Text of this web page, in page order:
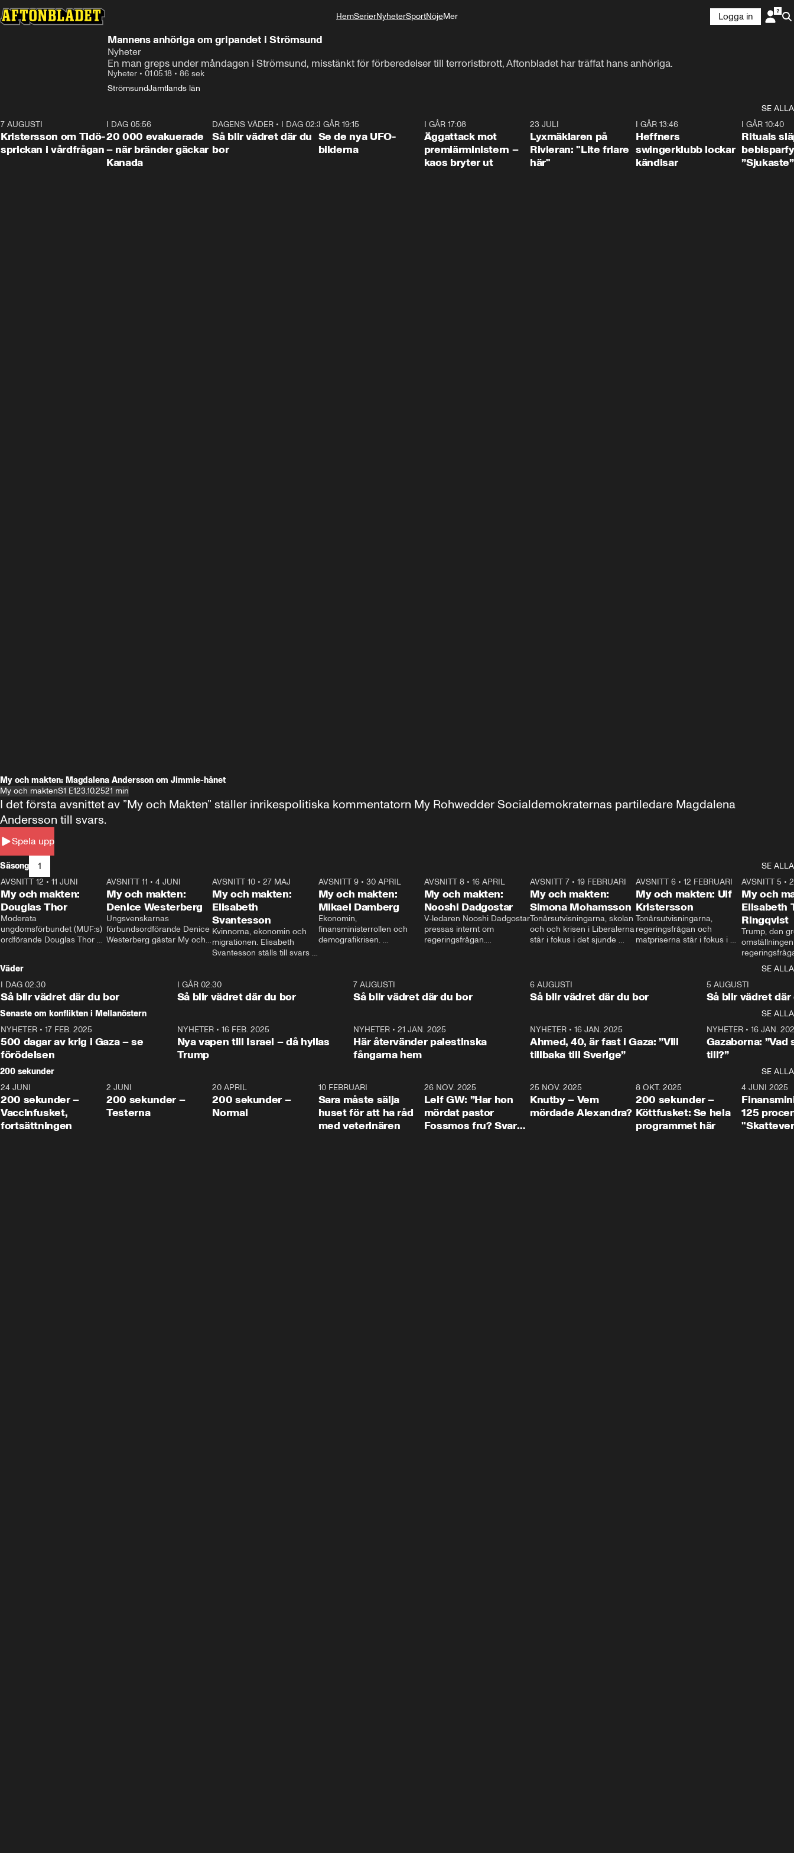
HemSerierNyheterSportNöjeMer
Logga in
Mannens anhöriga om gripandet i Strömsund
Nyheter
En man greps under måndagen i Strömsund, misstänkt för förberedelser till terroristbrott, Aftonbladet har träffat hans anhöriga.
Nyheter • 01.05.18 • 86 sek
StrömsundJämtlands län
SE ALLA
7 AUGUSTI
Kristersson om Tidö-
sprickan i vårdfrågan
I DAG 05:56
20 000 evakuerade
– när bränder gäckar
Kanada
1:06
DAGENS VÄDER • I DAG 02:30
Så blir vädret där du
bor
I GÅR 19:15
Se de nya UFO-
bilderna
I GÅR 17:08
Äggattack mot
premiärministern –
kaos bryter ut
23 JULI
Lyxmäklaren på
Rivieran: "Lite friare
här"
I GÅR 13:46
Heffners
swingerklubb lockar
kändisar
I GÅR 10:40
Rituals
”Sjukaste”
My och makten: Magdalena Andersson om Jimmie-hånet
My och maktenS1 E123.10.2521 min
Spela upp
I det första avsnittet av ”My och Makten” ställer inrikespolitiska kommentatorn My Rohwedder Socialdemokraternas partiledare Magdalena
Andersson till svars.
Säsong 1
SE ALLA
26:27
AVSNITT 12 • 11 JUNI
My och makten:
Douglas Thor
Moderata
ungdomsförbundet (MUF:s)
ordförande Douglas Thor
tonårsutvisningarna och hur
Moderaterna ska locka
väljare till valet i höst.
23:40
AVSNITT 11 •4 JUNI
My och makten:
Denice Westerberg
Ungsvenskarnas
förbundsordförande Denice
Westerberg gästar My och
AVSNITT 10 •27 MAJ
My och makten:
Elisabeth
Svantesson
Kvinnorna, ekonomin och
migrationen. Elisabeth
Svantesson ställs till svars
AVSNITT 9• 30 APRIL
My och makten:
Mikael Damberg
Ekonomin,
finansministerrollen och
demografikrisen.
och Makten.
AVSNITT 8• 16 APRIL
My och makten:
Nooshi Dadgostar
V-ledaren Nooshi Dadgostar
pressas internt om
regeringsfrågan.
– Vi ställer upp i val. Ska vi
vara med så sitter vi förstås
24:30
AVSNITT 7• 19 FEBRUARI
My och makten:
Simona Mohamsson
Tonårsutvisningarna, skolan
och och krisen i Liberalerna
står i fokus i det sjunde
kommentator My
Rohwedder ställer
utbildnings- och
Mohamsson till svars.
27:30
AVSNITT 6 •12 FEBRUARI
My och makten: Ulf
Kristersson
Tonårsutvisningarna,
regeringsfrågan och
matpriserna står i fokus i
Rohwedder ställer
statsminister Ulf Kristersson
AVSNITT 5 •
My och
Elisabeth
Ringqvist
Trump, den
centrum i
avsnittet av
Makten”. Se
Aftonbladets
Rohwedder
Thand Ring
Väder
SE ALLA
I DAG 02:30
Så blir vädret där du bor
1:06
I GÅR 02:30
Så blir vädret där du bor
7 AUGUSTI
Så blir vädret där du bor
6 AUGUSTI
Så blir vädret där du bor
5 AUGUSTI
Så blir vädret där
Senaste om konflikten i Mellanöstern
SE ALLA
NYHETER • 17 FEB. 2025
500 dagar av krig i Gaza – se
förödelsen
NYHETER• 16 FEB. 2025
Nya vapen till Israel – då hyllas
Trump
NYHETER •21 JAN. 2025
Här återvänder palestinska
fångarna hem
NYHETER• 16 JAN. 2025
Ahmed, 40, är fast i Gaza: ”Vill
tillbaka till Sverige”
NYHETER• 16 JAN.
Gazaborna:
till?”
200 sekunder
SE ALLA
5:00
24 JUNI
200 sekunder –
Vaccinfusket,
fortsättningen
4:23
2 JUNI
200 sekunder –
Testerna
20 APRIL
200 sekunder –
Normal
10 FEBRUARI
Sara måste sälja
huset för att ha råd
med veterinären
26 NOV. 2025
Leif GW: ”Har hon
mördat pastor
Fossmos fru? Svar
31:05
25 NOV. 2025
Knutby – Vem
mördade Alexandra?
4:29
8 OKT. 2025
200 sekunder –
Köttfusket: Se hela
programmet här
4 JUNI 2025
125